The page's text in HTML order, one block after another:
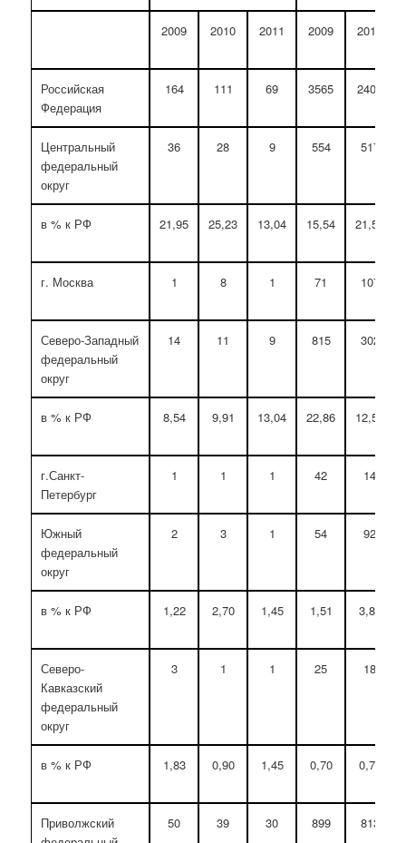
2009 2010 2011 2009 2010
Российская
Федерация
164 111 69 3565 2400
Центральный
федеральный
округ
36 28 9 554 517
в % к РФ 21,95 25,23 13,04 15,54 21,54
г. Москва 1 8 1 71 107
Северо-Западный
федеральный
округ
14 11 9 815 302
в % к РФ 8,54 9,91 13,04 22,86 12,58
г.Санкт-
Петербург
1 1 1 42 14
Южный
федеральный
округ
2 3 1 54 92
в % к РФ 1,22 2,70 1,45 1,51 3,83
Северо-
Кавказский
федеральный
округ
3 1 1 25 18
в % к РФ 1,83 0,90 1,45 0,70 0,75
Приволжский
50 39 30 899 813